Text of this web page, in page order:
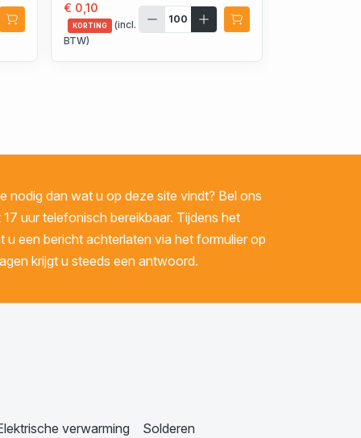
€ 0,10
KORTING
(incl.
BTW)
nodig dan wat u op deze site vindt? Bel ons
uur telefonisch bereikbaar. Tijdens het
een bericht achterlaten via het formulier op
krijgt u steeds een antwoord.
verwarming Solderen